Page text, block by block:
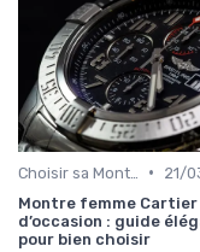
•
21/
Montre femme Cartier
d’occasion : guide
pour bien choisir